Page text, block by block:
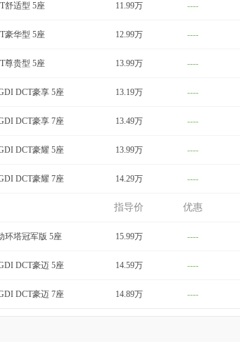
舒适型 5座 11.99万 ----
豪华型 5座 12.99万 ----
尊贵型 5座 13.99万 ----
DCT豪享 5座 13.19万 ----
DCT豪享 7座 13.49万 ----
DCT豪耀 5座 13.99万 ----
DCT豪耀 7座 14.29万 ----
指导价 优惠
环塔冠军版 5座 15.99万 ----
DCT豪迈 5座 14.59万 ----
DCT豪迈 7座 14.89万 ----